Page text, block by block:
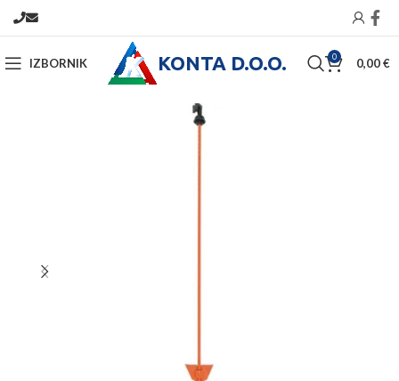
IZBORNIK KONTA D.O.O. 0 0,00€